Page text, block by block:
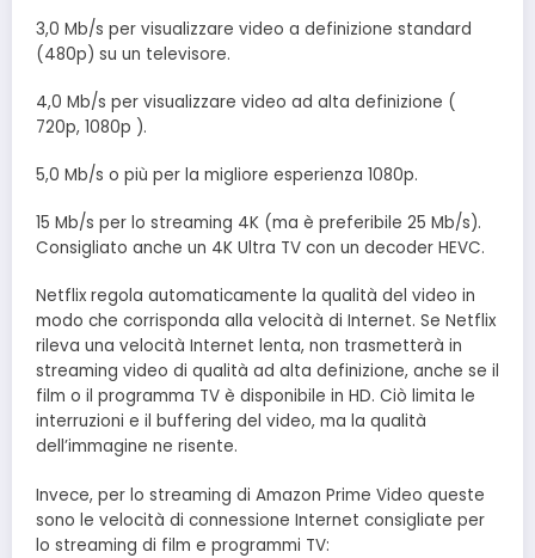
3,0 Mb/s per visualizzare video a definizione standard
(480p) su un televisore.
4,0 Mb/s per visualizzare video ad alta definizione (
720p, 1080p ).
5,0 Mb/s o più per la migliore esperienza 1080p.
15 Mb/s per lo streaming 4K (ma è preferibile 25 Mb/s).
Consigliato anche un 4K Ultra TV con un decoder HEVC.
Netflix regola automaticamente la qualità del video in
modo che corrisponda alla velocità di Internet. Se Netflix
rileva una velocità Internet lenta, non trasmetterà in
streaming video di qualità ad alta definizione, anche se il
film o il programma TV è disponibile in HD. Ciò limita le
interruzioni e il buffering del video, ma la qualità
dell’immagine ne risente.
Invece, per lo streaming di Amazon Prime Video queste
sono le velocità di connessione Internet consigliate per
lo streaming di film e programmi TV: